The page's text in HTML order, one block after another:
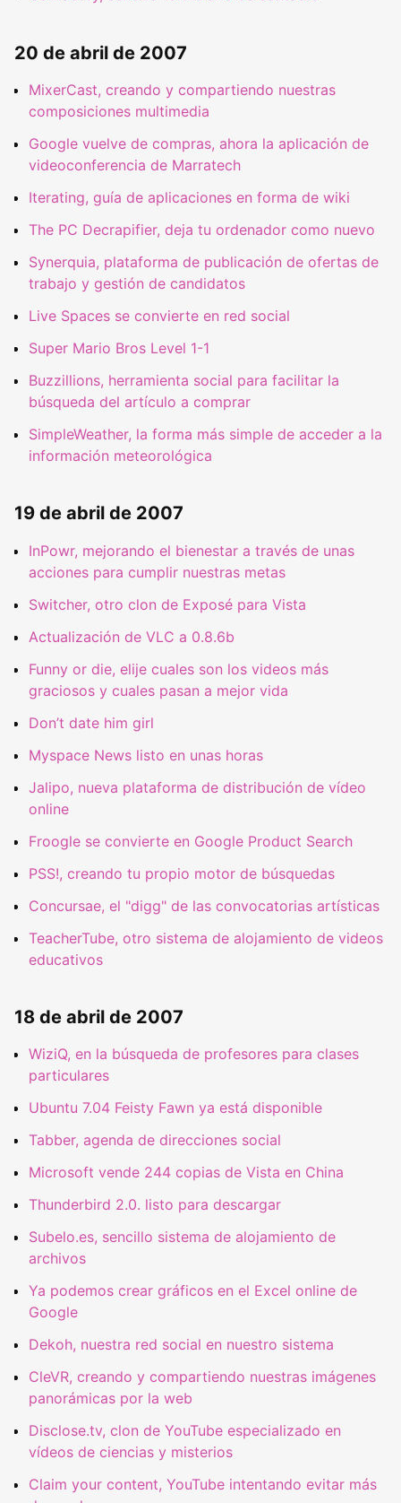
20 de abril de 2007
MixerCast, creando y compartiendo nuestras
composiciones multimedia
Google vuelve de compras, ahora la aplicación de
videoconferencia de Marratech
Iterating, guía de aplicaciones en forma de wiki
The PC Decrapifier, deja tu ordenador como nuevo
Synerquia, plataforma de publicación de ofertas de
trabajo y gestión de candidatos
Live Spaces se convierte en red social
Super Mario Bros Level 1-1
Buzzillions, herramienta social para facilitar la
búsqueda del artículo a comprar
SimpleWeather, la forma más simple de acceder a la
información meteorológica
19 de abril de 2007
InPowr, mejorando el bienestar a través de unas
acciones para cumplir nuestras metas
Switcher, otro clon de Exposé para Vista
Actualización de VLC a 0.8.6b
Funny or die, elije cuales son los videos más
graciosos y cuales pasan a mejor vida
Don’t date him girl
Myspace News listo en unas horas
Jalipo, nueva plataforma de distribución de vídeo
online
Froogle se convierte en Google Product Search
PSS!, creando tu propio motor de búsquedas
Concursae, el "digg" de las convocatorias artísticas
TeacherTube, otro sistema de alojamiento de videos
educativos
18 de abril de 2007
WiziQ, en la búsqueda de profesores para clases
particulares
Ubuntu 7.04 Feisty Fawn ya está disponible
Tabber, agenda de direcciones social
Microsoft vende 244 copias de Vista en China
Thunderbird 2.0. listo para descargar
Subelo.es, sencillo sistema de alojamiento de
archivos
Ya podemos crear gráficos en el Excel online de
Google
Dekoh, nuestra red social en nuestro sistema
CleVR, creando y compartiendo nuestras imágenes
panorámicas por la web
Disclose.tv, clon de YouTube especializado en
vídeos de ciencias y misterios
Claim your content, YouTube intentando evitar más